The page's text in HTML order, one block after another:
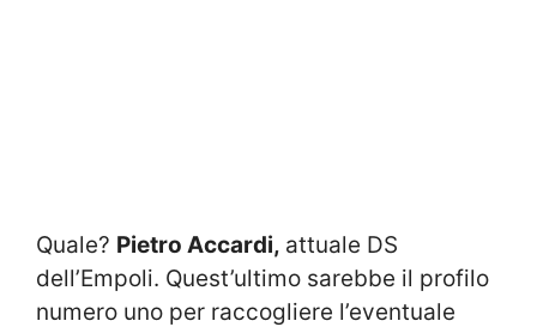
Quale? Pietro Accardi, attuale DS
dell’Empoli. Quest’ultimo sarebbe il profilo
numero uno per raccogliere l’eventuale